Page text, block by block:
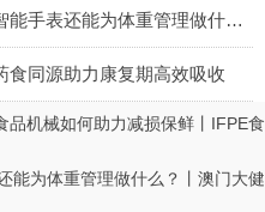
【行业资讯】除了卡路里，你的智能手表还能为体重管理做什么？
食同源助力康复期高效吸收
品机械如何助力减损保鲜丨IFPE食
能为体重管理做什么？丨澳门大健